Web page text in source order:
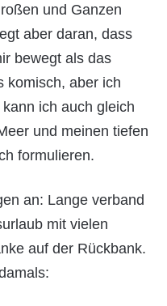
und Ganzen
aber daran, dass
bewegt als das
komisch, aber ich
ich auch gleich
und meinen tiefen
formulieren.
an: Lange verband
mit vielen
auf der Rückbank.